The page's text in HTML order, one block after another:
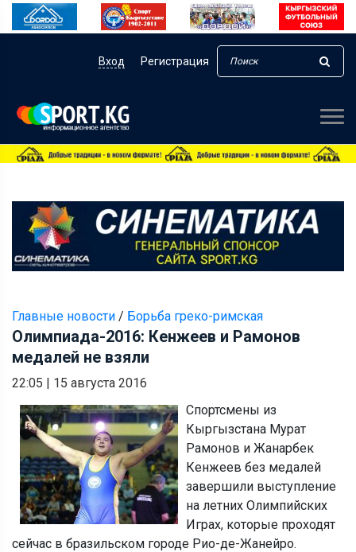
Вход Регистрация
Главные новости / Борьба греко-римская
Олимпиада-2016: Кенжеев и Рамонов
медалей не взяли
22:05 | 15 августа 2016
Спортсмены из
Кыргызстана Мурат
Рамонов и Жанарбек
Кенжеев без медалей
завершили выступление
на летних Олимпийских
Играх, которые проходят
сейчас в бразильском городе Рио-де-Жанейро.